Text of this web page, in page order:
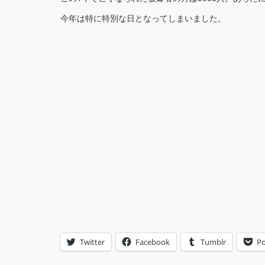
今年は特に特別な日となってしまいました。
Twitter Facebook Tumblr